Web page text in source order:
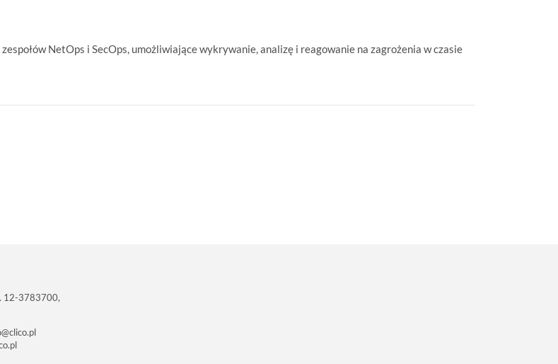
NetOps i SecOps, umożliwiające wykrywanie, analizę i reagowanie na zagrożenia w czasie
12-3783700,